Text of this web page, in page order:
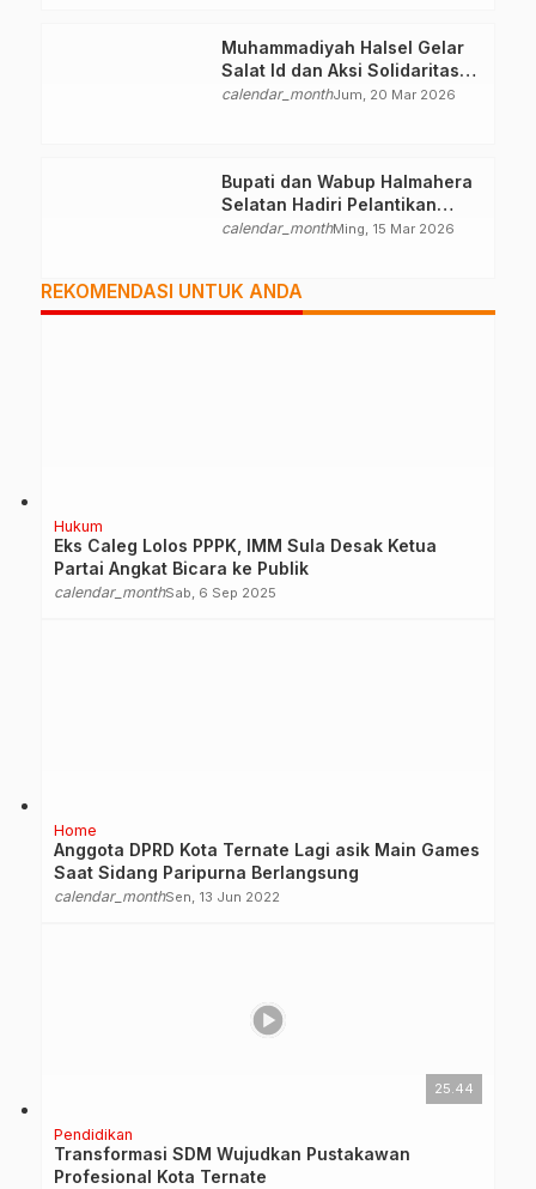
Muhammadiyah Halsel Gelar
Salat Id dan Aksi Solidaritas
Palestina
calendar_monthJum, 20 Mar 2026
Bupati dan Wabup Halmahera
Selatan Hadiri Pelantikan
Mabiran Pramuka se-Kwarcab
calendar_monthMing, 15 Mar 2026
REKOMENDASI UNTUK ANDA
Hukum
Eks Caleg Lolos PPPK, IMM Sula Desak Ketua
Partai Angkat Bicara ke Publik
calendar_monthSab, 6 Sep 2025
Home
Anggota DPRD Kota Ternate Lagi asik Main Games
Saat Sidang Paripurna Berlangsung
calendar_monthSen, 13 Jun 2022
25.44
Pendidikan
Transformasi SDM Wujudkan Pustakawan
Profesional Kota Ternate